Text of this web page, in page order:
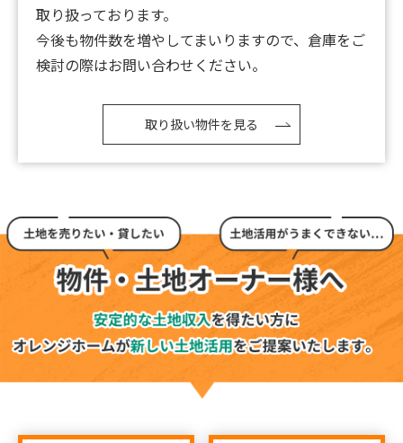
2026.07.21
【新着‼】高槻市2件♪尼崎市1件♪京都市1件
♪UP♪
【新着‼】豊中市1件♪尼崎市1件♪大阪市1件
♪UP♪
【新着‼】大阪市2件♪UP♪
2026.07.16
【新着‼】門真市1件♪寝屋川市1件♪大阪市1件
【新着‼】亀岡市1件♪摂津市1件♪岸和田市1件
取り扱っております。
今後も物件数を増やしてまいりますので、倉庫をご
検討の際はお問い合わせください。
取り扱い物件を見る